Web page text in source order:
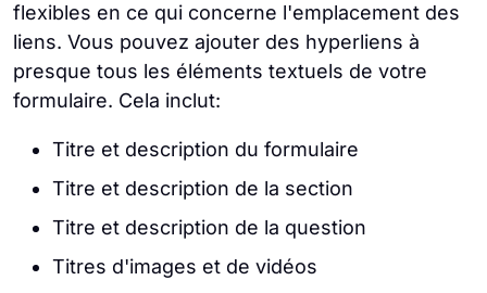
flexibles en ce qui concerne l'emplacement des
liens. Vous pouvez ajouter des hyperliens à
presque tous les éléments textuels de votre
formulaire. Cela inclut:
Titre et description du formulaire
Titre et description de la section
Titre et description de la question
Titres d'images et de vidéos